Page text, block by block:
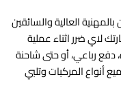
العالية والسائقين
لاي ضرر اثناء عملية
رباعي، أو حتى شاحنة
أنواع المركبات وتلبي